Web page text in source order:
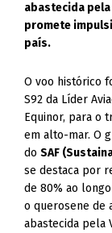
abastecida
promete
país.
O voo histórico
S92 da Líder
Equinor, para o
em alto-mar. O
doSAF
se destaca por
de 80% ao
o querosene de
abastecida pela